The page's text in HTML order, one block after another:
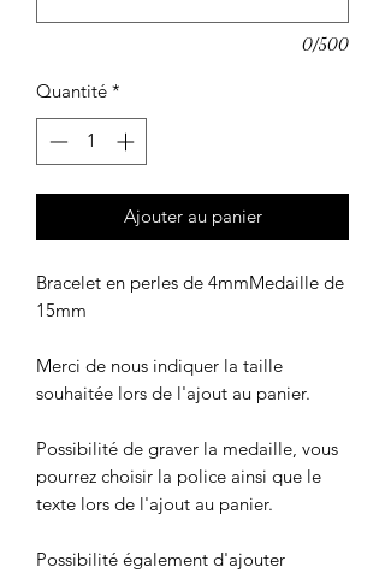
0/500
Quantité *
Ajouter au panier
Bracelet en perles de 4mmMedaille de
15mm
Merci de nous indiquer la taille
souhaitée lors de l'ajout au panier.
Possibilité de graver la medaille, vous
pourrez choisir la police ainsi que le
texte lors de l'ajout au panier.
Possibilité également d'ajouter